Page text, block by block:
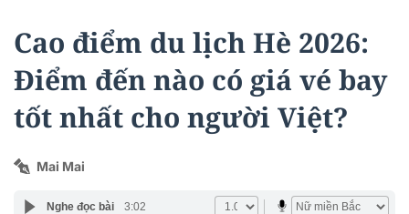
Cao điểm du lịch Hè 2026:
Điểm đến nào có giá vé bay
tốt nhất cho người Việt?
Mai Mai
Nghe đọc bài 3:02